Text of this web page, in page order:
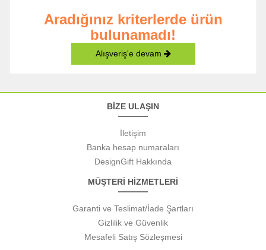
Aradığınız kriterlerde ürün
bulunamadı!
Alışveriş'e devam
BİZE ULAŞIN
İletişim
Banka hesap numaraları
DesignGift Hakkında
MÜŞTERİ HİZMETLERİ
Garanti ve Teslimat/İade Şartları
Gizlilik ve Güvenlik
Mesafeli Satış Sözleşmesi